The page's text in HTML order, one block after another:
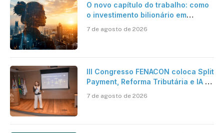
O novo capítulo do trabalho: como
o investimento bilionário em
verdadeira era da inteligência
7 de agosto de 2026
III Congresso FENACON coloca Split
Payment, Reforma Tributária e IA no
7 de agosto de 2026